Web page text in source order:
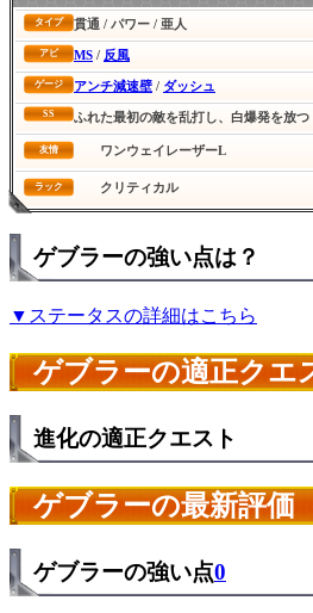
タイプ 貫通 / パワー / 亜人
アビ MS / 反風
ゲージ アンチ減速壁 / ダッシュ
SS ふれた最初の敵を乱打し、白爆発を放つ
友情 ワンウェイレーザーL
ラック クリティカル
ゲブラーの強い点は？
▼ステータスの詳細はこちら
ゲブラーの適正クエ
進化の適正クエスト
ゲブラーの最新評価
ゲブラーの強い点0